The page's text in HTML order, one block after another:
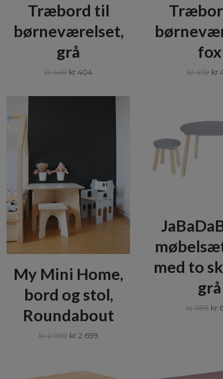
Træbord til
børneværelset,
grå
kr 449 kr 404
fox
kr 459 kr
My Mini Home,
bord og stol,
Roundabout
kr 2 999 kr 2 699
med to
grå
kr 699 kr